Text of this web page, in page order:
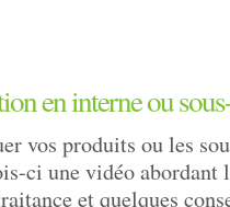
en interne ou
vos produits ou les
ci une vidéo abordant
et quelques